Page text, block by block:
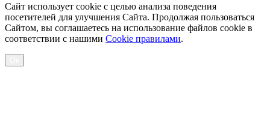
Сайт использует cookie с целью анализа поведения
посетителей для улучшения Сайта. Продолжая пользоваться
Сайтом, вы соглашаетесь на использование файлов cookie в
соответствии с нашими Cookiе правилами.